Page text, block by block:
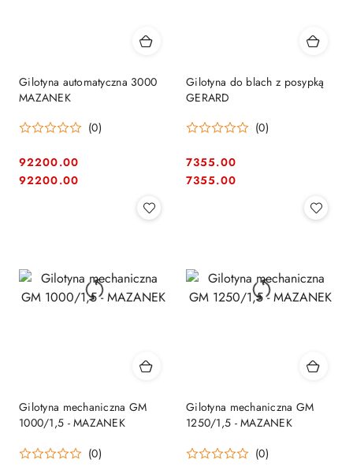
Gilotyna automatyczna 3000
MAZANEK
(0)
Cena:
92200.00
Cena:
92200.00
Gilotyna do blach z posypką
GERARD
(0)
Cena:
7355.00
Cena:
7355.00
Gilotyna mechaniczna GM
1000/1,5 - MAZANEK
(0)
Gilotyna mechaniczna GM
1250/1,5 - MAZANEK
(0)